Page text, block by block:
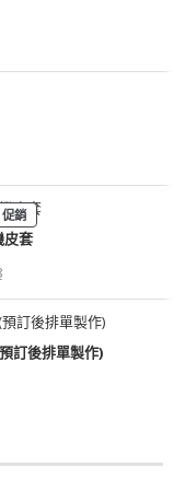
促銷
皮套
訂後排單製作)